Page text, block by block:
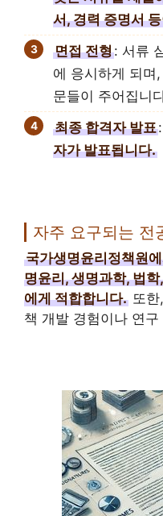
서, 경력 증명서
면접 전형: 서류
에 응시하게 되며
문들이 주어집니
최종 합격자 발표:
자가 발표됩니다.
자주 요구되는 전
국가생명윤리정책원
명윤리, 생명과학, 법
에게 적합합니다. 또
책 개발 경험이나 연